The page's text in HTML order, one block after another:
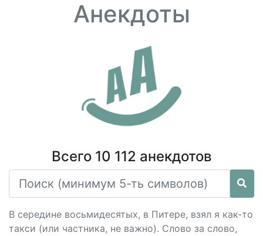
Анекдоты
Всего 10 112 анекдотов
В середине восьмидесятых, в Питере, взял я как-то
такси (или частника, не важно). Слово за слово,